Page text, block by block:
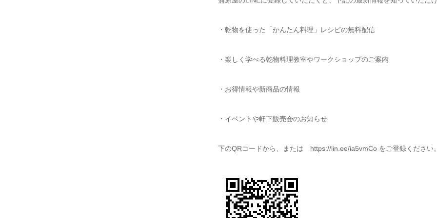
・乾物を使った「かんたん料理」レシピの無料配信
・楽しく学べる乾物料理教室やワークショップのご案内
・お得情報や新商品の情報
・イベントや軒下販売会のお知らせ
下のQRコードから、または https://lin.ee/ia5vmCo をご登録ください。